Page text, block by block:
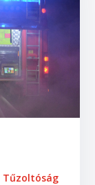
Tűzoltóság